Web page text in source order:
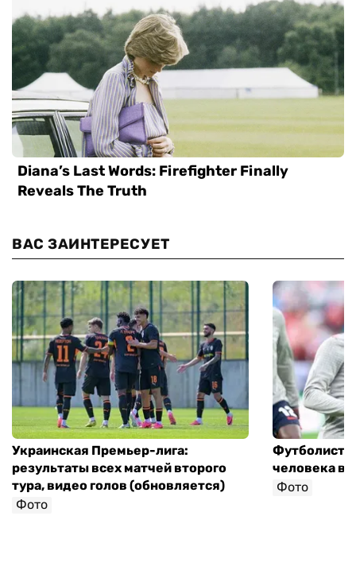
ВАС ЗАИНТЕРЕСУЕТ
Украинская Премьер-лига:
результаты всех матчей второго
тура, видео голов (обновляется)
Фото
Футболист
человека в
Фото